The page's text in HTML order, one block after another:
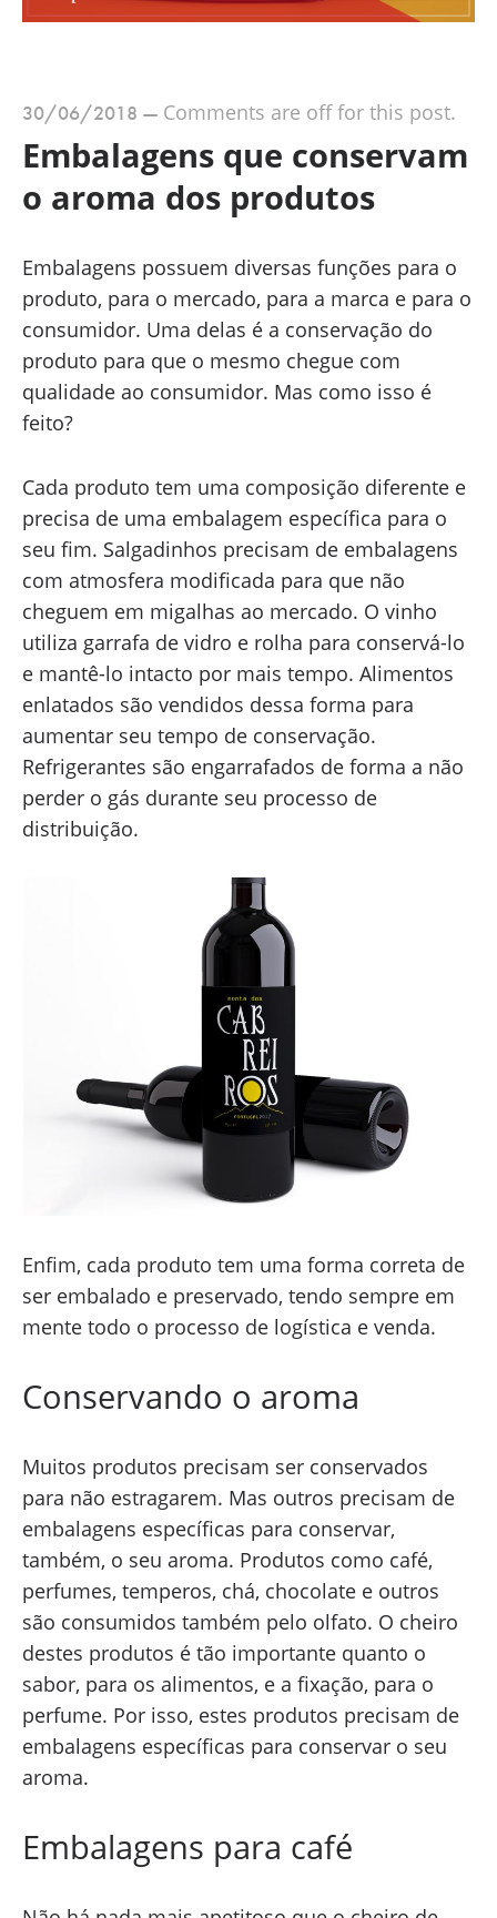
30/06/2018 — Comments are off for this post.
Embalagens que conservam
o aroma dos produtos
Embalagens possuem diversas funções para o
produto, para o mercado, para a marca e para o
consumidor. Uma delas é a conservação do
produto para que o mesmo chegue com
qualidade ao consumidor. Mas como isso é
feito?
Cada produto tem uma composição diferente e
precisa de uma embalagem específica para o
seu fim. Salgadinhos precisam de embalagens
com atmosfera modificada para que não
cheguem em migalhas ao mercado. O vinho
utiliza garrafa de vidro e rolha para conservá-lo
e mantê-lo intacto por mais tempo. Alimentos
enlatados são vendidos dessa forma para
aumentar seu tempo de conservação.
Refrigerantes são engarrafados de forma a não
perder o gás durante seu processo de
distribuição.
Enfim, cada produto tem uma forma correta de
ser embalado e preservado, tendo sempre em
mente todo o processo de logística e venda.
Conservando o aroma
Muitos produtos precisam ser conservados
para não estragarem. Mas outros precisam de
embalagens específicas para conservar,
também, o seu aroma. Produtos como café,
perfumes, temperos, chá, chocolate e outros
são consumidos também pelo olfato. O cheiro
destes produtos é tão importante quanto o
sabor, para os alimentos, e a fixação, para o
perfume. Por isso, estes produtos precisam de
embalagens específicas para conservar o seu
aroma.
Embalagens para café